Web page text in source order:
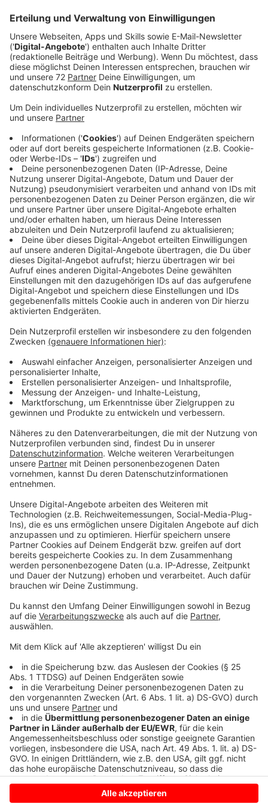
Einen richtigen Sommer hatten wir dieses Jahr gefühlt
gar nicht. Regen ohne Ende, ganz kaltes Wetter, die
Sonne hat sich auch viel zu selten gemeldet. Das ist
rückblickend echt schon etwas deprimierend aber er
Und zwar Shawn Mendes! Der hat seine neue Single
"Summer Of Love" rausgebracht und die bringt uns ein
bisschen karibisches Flair nach Hause. Und die Fans
von Shawn sind sich auch schon sicher: Die neue
Nummer muss was mit dem Song "Señorita", Shawns
gemeinsamer Single mit seiner Freundin Camila Cabello
zu tun haben. Die beiden sind jetzt schon seit zwei
Jahren ein Paar. Im Sommer 2019 haben sie ihre
Beziehung bekannt gemacht – das war also auch
schon eine Art "Summer Of Love" aber die Fans haben
noch ganz andere parallelen gefunden und zwar im
Text. In "Señorita" singen Camila und Shawn von
Tequila, wie sehr man sich braucht und es hasst, sich
verabschieden zu müssen. Tja und wie nennt Shawn
Camila in dem Song? Natürlich, "Señorita". Und das
alles findet sich auch in der neuen Single wieder. Kurz
gefasst: Es war für die beiden wohl der Sommer
Single hören.
Anzeige
Wir benötigen Ihre
Zustimmung, um den YouTube
Video-Service zu laden!
Wir verwenden einen Service eines
Drittanbieters, um Videoinhalte
einzubetten. Dieser Service kann
Daten zu Ihren Aktivitäten
sammeln. Bitte lesen Sie die
Details durch und stimmen Sie der
Nutzung des Service zu, um dieses
Video anzusehen.
powered byUsercentrics Consent
Management Platform
Anzeige
Anzeige